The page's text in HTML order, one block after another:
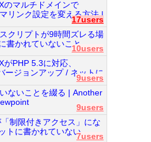
のマルチドメインで
リンク設定を変える方法 |
17users
クリプトが9時間ズレる場
書かれていないこと...
10users
PHP 5.3に対応、
ージョンアップ / ネットに
9users
ないことを綴る | Another
9users
制限付きアクセス」にな
トに書かれていない...
7users